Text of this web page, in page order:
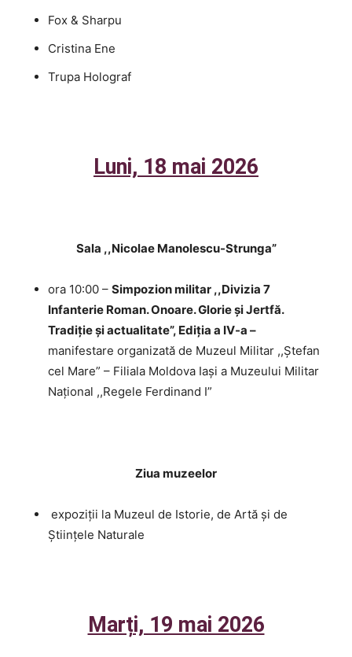
Fox & Sharpu
Cristina Ene
Trupa Holograf
Luni, 18 mai 2026
Sala ,,Nicolae Manolescu-Strunga”
ora 10:00 – Simpozion militar ,,Divizia 7
Infanterie Roman. Onoare. Glorie și Jertfă.
Tradiție și actualitate”, Ediția a IV-a –
manifestare organizată de Muzeul Militar ,,Ștefan
cel Mare” – Filiala Moldova Iași a Muzeului Militar
Național ,,Regele Ferdinand I”
Ziua muzeelor
expoziții la Muzeul de Istorie, de Artă și de
Științele Naturale
Marți, 19 mai 2026